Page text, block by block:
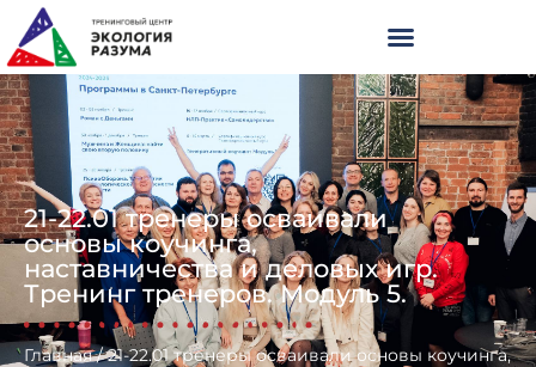
21-22.01 тренеры осваивали
основы коучинга,
наставничества и деловых игр.
Тренинг тренеров. Модуль 5.
Главная/21-22.01 тренеры осваивали основы коучинга,